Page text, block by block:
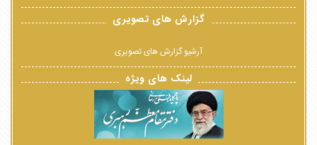
گزارش های تصویری
آرشیو گزارش های تصویری
لینک های ویژه